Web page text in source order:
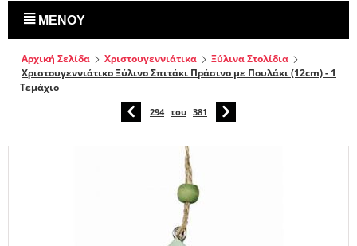
ΜΕΝΟΎ
Αρχική Σελίδα Χριστουγεννιάτικα
Ξύλινα Στολίδια
Χριστουγεννιάτικο Ξύλινο Σπιτάκι Πράσινο με Πουλάκι (12cm) - 1
Τεμάχιο
294 του 381